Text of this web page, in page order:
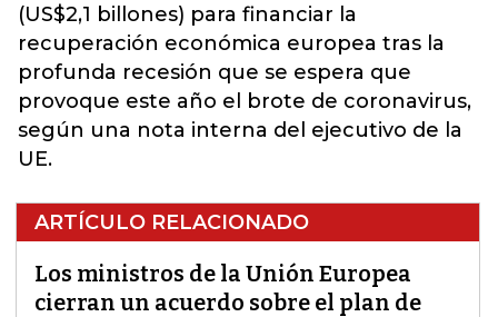
(US$2,1 billones) para financiar la
recuperación económica europea tras la
profunda recesión que se espera que
provoque este año el brote de coronavirus,
según una nota interna del ejecutivo de la
UE.
ARTÍCULO RELACIONADO
Los ministros de la Unión Europea
cierran un acuerdo sobre el plan de